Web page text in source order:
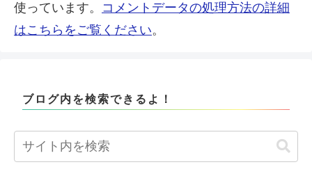
使っています。 コメントデータの処理方法の詳細
はこちらをご覧ください。
ブログ内を検索できるよ！